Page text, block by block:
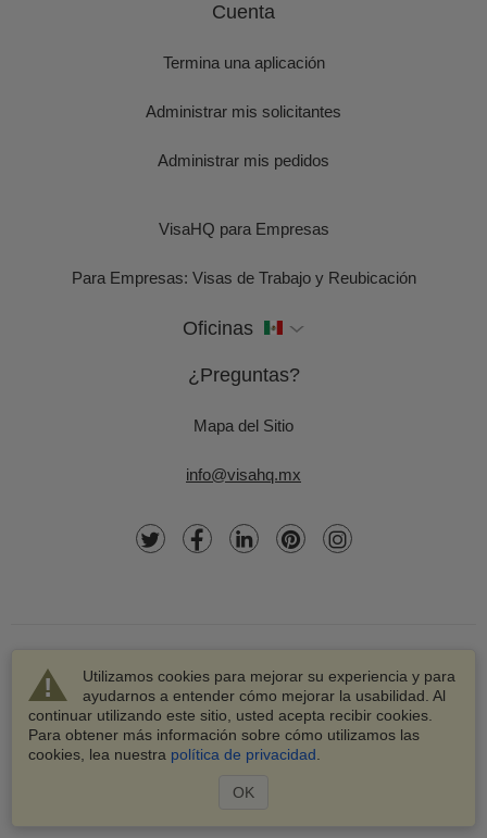
Utilizamos cookies para mejorar su experiencia y para
ayudarnos a entender cómo mejorar la usabilidad. Al
continuar utilizando este sitio, usted acepta recibir cookies.
Para obtener más información sobre cómo utilizamos las
cookies, lea nuestra política de privacidad
OK
Cuenta
Termina una aplicación
Administrar mis solicitantes
Administrar mis pedidos
VisaHQ para Empresas
Para Empresas: Visas de Trabajo y Reubicación
Oficinas
¿Preguntas?
Mapa del Sitio
info@visahq.mx
© 2003-2026 VisaHQ.com, Inc. Todos los derechos
reservados.
VisaHQ y el logotipo de VisaHQ son marcas registradas de
VisaHQ.com, Inc.